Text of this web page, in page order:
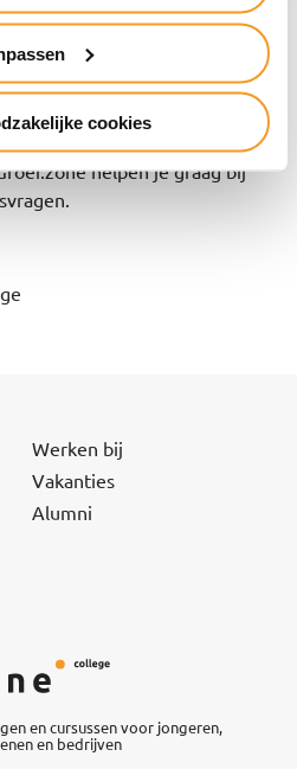
cookies
onze deeltijdopleidingen,
arbeidsparticipatie? De
helpen je graag bij
Werken bij
Vakanties
Alumni
en cursussen voor jongeren,
en bedrijven